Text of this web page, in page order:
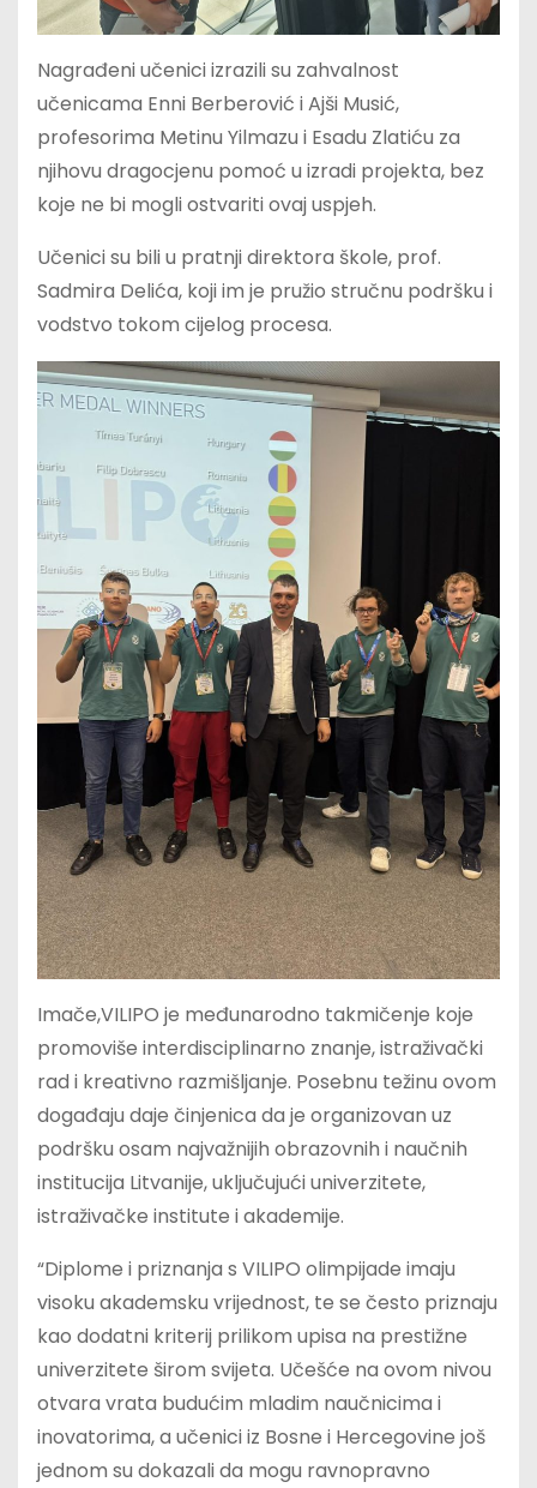
Nagrađeni učenici izrazili su zahvalnost
učenicama Enni Berberović i Ajši Musić,
profesorima Metinu Yilmazu i Esadu Zlatiću za
njihovu dragocjenu pomoć u izradi projekta, bez
koje ne bi mogli ostvariti ovaj uspjeh.
Učenici su bili u pratnji direktora škole, prof.
Sadmira Delića, koji im je pružio stručnu podršku i
vodstvo tokom cijelog procesa.
Imače,VILIPO je međunarodno takmičenje koje
promoviše interdisciplinarno znanje, istraživački
rad i kreativno razmišljanje. Posebnu težinu ovom
događaju daje činjenica da je organizovan uz
podršku osam najvažnijih obrazovnih i naučnih
institucija Litvanije, uključujući univerzitete,
istraživačke institute i akademije.
“Diplome i priznanja s VILIPO olimpijade imaju
visoku akademsku vrijednost, te se često priznaju
kao dodatni kriterij prilikom upisa na prestižne
univerzitete širom svijeta. Učešće na ovom nivou
otvara vrata budućim mladim naučnicima i
inovatorima, a učenici iz Bosne i Hercegovine još
jednom su dokazali da mogu ravnopravno